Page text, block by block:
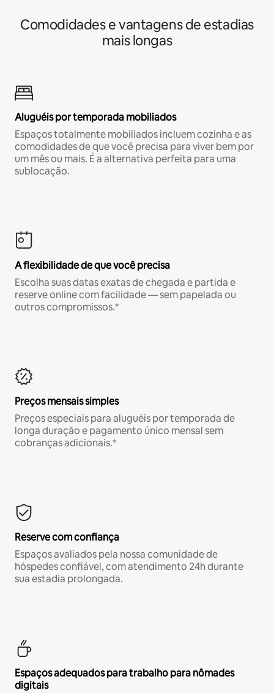
Comodidades e vantagens de estadias
mais longas
Aluguéis por temporada mobiliados
Espaços totalmente mobiliados incluem cozinha e as
comodidades de que você precisa para viver bem por
um mês ou mais. É a alternativa perfeita para uma
sublocação.
A flexibilidade de que você precisa
Escolha suas datas exatas de chegada e partida e
reserve online com facilidade — sem papelada ou
outros compromissos.*
Preços mensais simples
Preços especiais para aluguéis por temporada de
longa duração e pagamento único mensal sem
cobranças adicionais.*
Reserve com confiança
Espaços avaliados pela nossa comunidade de
hóspedes confiável, com atendimento 24h durante
sua estadia prolongada.
Espaços adequados para trabalho para nômades
digitais